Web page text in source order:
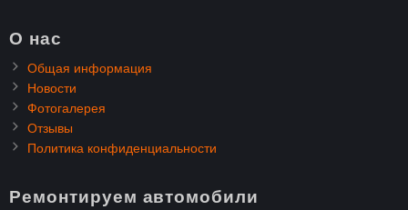
О нас
Общая информация
Новости
Фотогалерея
Отзывы
Политика конфиденциальности
Ремонтируем автомобили